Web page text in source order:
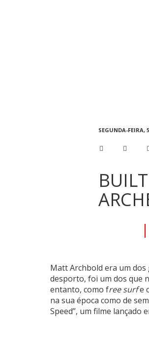
SEGUNDA-FEIRA,
Matt Archbold era um
desporto, foi um dos que
entanto, como free surfe
na sua época como de
Speed”, um filme lançado